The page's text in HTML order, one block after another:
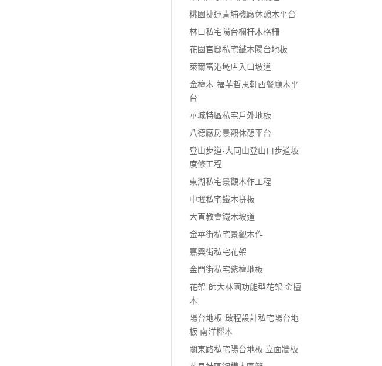
桃園捷運青埔機廠休憩木平台
林口私宅陽台欄杆木格柵
花園官邸私宅鐵木陽台地板
萊爾富港墘店入口坡道
金檀木-福華哲思軒西餐廳木平
台
華城特區私宅戶外地板
八德廠房景觀休憩平台
登山步道-大同山登山口步道坡
度修工程
東湖私宅景觀木作工程
中壢私宅鐵木拼板
大直教會鐵木坡道
金華街私宅景觀木作
嘉興街私宅花架
金門街私宅紫檀地板
花架-師大林園功能型花架 金檀
木
陽台地板-啟程設計私宅陽台地
板 南洋櫸木
關東路私宅陽台地板 立面牆板